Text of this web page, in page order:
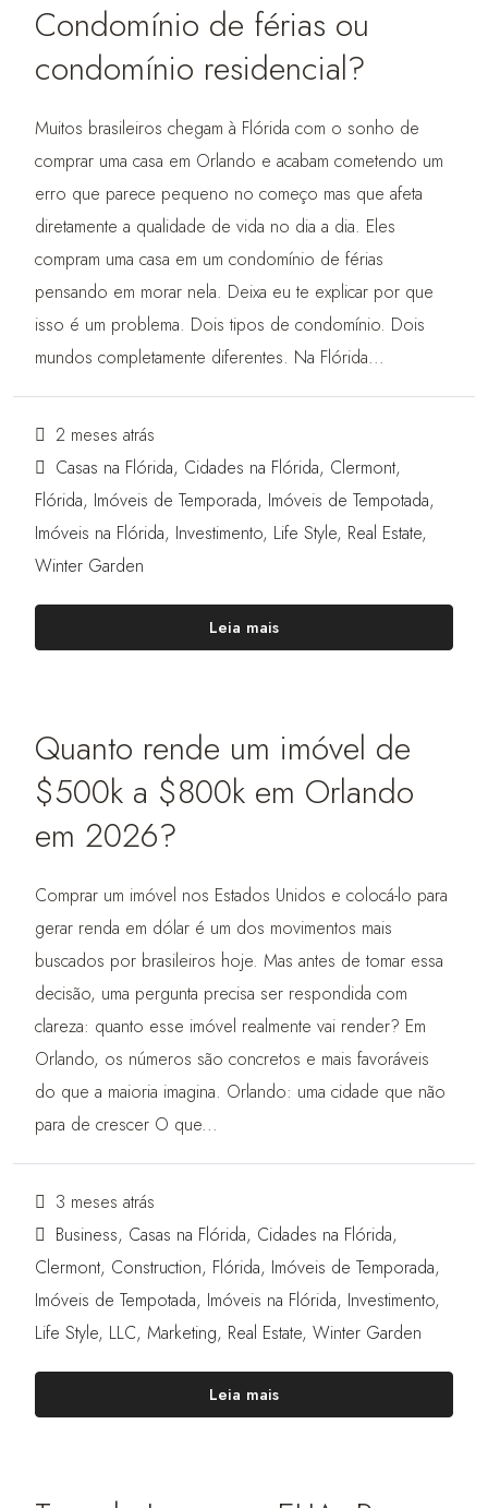
Condomínio de férias ou
condomínio residencial?
Muitos brasileiros chegam à Flórida com o sonho de
comprar uma casa em Orlando e acabam cometendo um
erro que parece pequeno no começo mas que afeta
diretamente a qualidade de vida no dia a dia. Eles
compram uma casa em um condomínio de férias
pensando em morar nela. Deixa eu te explicar por que
isso é um problema. Dois tipos de condomínio. Dois
mundos completamente diferentes. Na Flórida...
2 meses atrás
Casas na Flórida, Cidades na Flórida, Clermont,
Flórida, Imóveis de Temporada, Imóveis de Tempotada,
Imóveis na Flórida, Investimento, Life Style, Real Estate,
Winter Garden
Leia mais
Quanto rende um imóvel de
$500k a $800k em Orlando
em 2026?
Comprar um imóvel nos Estados Unidos e colocá-lo para
gerar renda em dólar é um dos movimentos mais
buscados por brasileiros hoje. Mas antes de tomar essa
decisão, uma pergunta precisa ser respondida com
clareza: quanto esse imóvel realmente vai render? Em
Orlando, os números são concretos e mais favoráveis
do que a maioria imagina. Orlando: uma cidade que não
para de crescer O que...
3 meses atrás
Business, Casas na Flórida, Cidades na Flórida,
Clermont, Construction, Flórida, Imóveis de Temporada,
Imóveis de Tempotada, Imóveis na Flórida, Investimento,
Life Style, LLC, Marketing, Real Estate, Winter Garden
Leia mais